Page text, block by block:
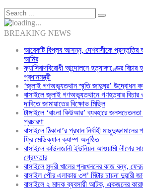
BREAKING NEWS
আরেকটি বিপ্লব আসন্ন, দেশবাসীকে প্রস্তুতির
আমির
ফ্যাসিবাদবিরোধী আন্দোলনে হত্যাকাণ্ডের
প্রধানমন্ত্রী
‘জুলাই গণঅভ্যুত্থান স্মৃতি জাদুঘর’ উদ্বোধন
বাসাইলে জুলাই গণঅভ্যুত্থানে গণহত্যার বিচার
দাবিতে জামায়াতের বিক্ষোভ মিছিল
টাঙ্গাইলে ‘বাংলা কিউআর’ ব্যবহারে
প্রচারণা
বাসাইলে ঠিকানা’র প্রধান নির্বাহী
ফ্রি মেডিক্যাল ক্যাম্প অনুষ্ঠিত
বাসাইলে কাউলজানী ইউনিয়ন আওয়ামী লীগের
গ্রেফতার
বাসাইলে সুন্দরী খালের পুনঃখননের কাজ বন্ধ,
বাসাইল পৌর এলাকায় ৩শ’ মিটার চায়না দুয়ারী
বাসাইলে ২ মাদক ব্যবসায়ী আটক, একজনের